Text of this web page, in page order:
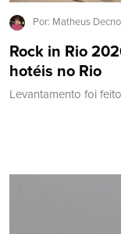
Por: Matheus
Rock in Rio
hotéis no Rio
Levantamento foi